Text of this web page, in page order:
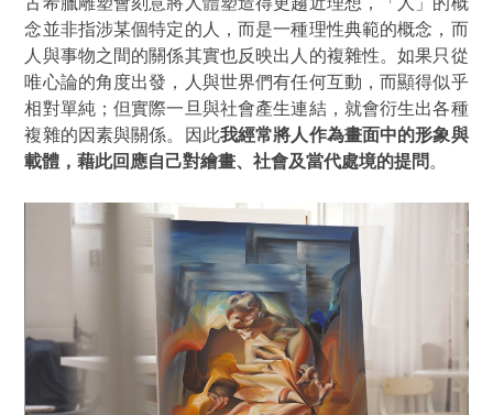
念並非指涉某個特定的人，而是一種理性典範的概念，而
人與事物之間的關係其實也反映出人的複雜性。如果只從
唯心論的角度出發，人與世界們有任何互動，而顯得似乎
相對單純；但實際一旦與社會產生連結，就會衍生出各種
複雜的因素與關係。因此我經常將人作為畫面中的形象與
載體，藉此回應自己對繪畫、社會及當代處境的提問 。